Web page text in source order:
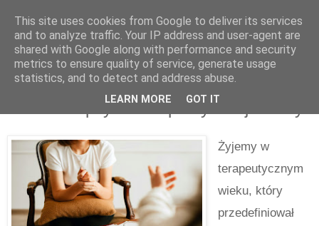
sobota, września 06, 2025
Kłamstwa psychoterapeutycznej kultury
Żyjemy w
terapeutycznym
wieku, który
przedefiniował
This site uses cookies from Google to deliver its services
and to analyze traffic. Your IP address and user-agent are
shared with Google along with performance and security
metrics to ensure quality of service, generate usage
statistics, and to detect and address abuse.
LEARN MORE GOT IT